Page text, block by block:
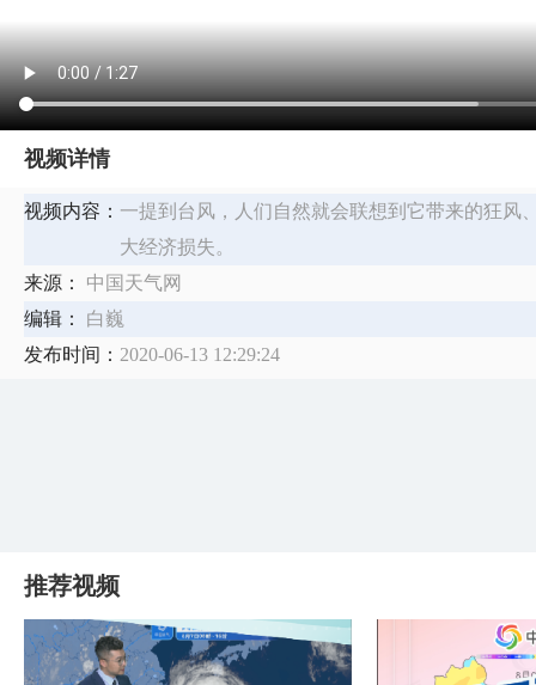
视频详情
视频内容： 一提到台风，人们自然就会联想到它带来的狂风
大经济损失。
来源：
中国天气网
编辑：
白巍
发布时间： 2020-06-13 12:29:24
推荐视频